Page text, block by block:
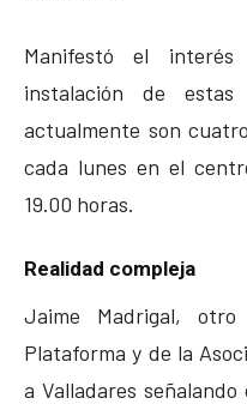
Manifestó el
instalación de
actualmente son
cada lunes en el
19.00 horas.
Realidad compleja
Jaime Madrigal,
Plataforma y de la
a Valladares